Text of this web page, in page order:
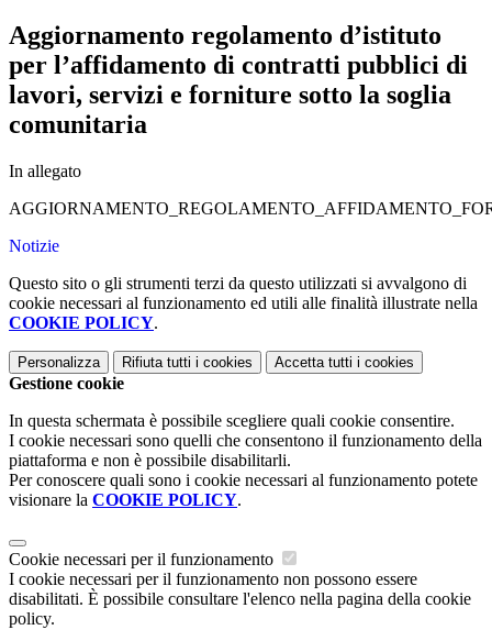
Aggiornamento regolamento d’istituto
per l’affidamento di contratti pubblici di
lavori, servizi e forniture sotto la soglia
comunitaria
In allegato
Notizie
Questo sito o gli strumenti terzi da questo utilizzati si avvalgono di
cookie necessari al funzionamento ed utili alle finalità illustrate nella
COOKIE POLICY.
Personalizza Rifiuta tutti i cookies Accetta tutti i cookies
Gestione cookie
In questa schermata è possibile scegliere quali cookie consentire.
I cookie necessari sono quelli che consentono il funzionamento della
piattaforma e non è possibile disabilitarli.
Per conoscere quali sono i cookie necessari al funzionamento potete
visionare la COOKIE POLICY.
Cookie necessari per il funzionamento
I cookie necessari per il funzionamento non possono essere
disabilitati. È possibile consultare l'elenco nella pagina della cookie
policy.